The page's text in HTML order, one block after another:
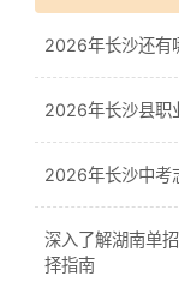
2026年长沙还有
2026年长沙县职
2026年长沙中考
深入了解湖南单
择指南